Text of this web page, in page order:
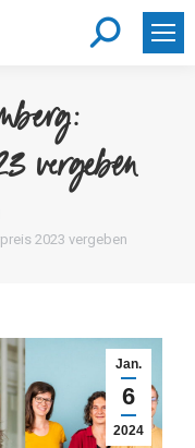
Search:
vergeben
2023 vergeben
Jan.
6
2024